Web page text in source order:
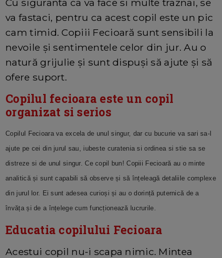
va fastaci, pentru ca acest copil este un pic
cam timid. Copiii Fecioară sunt sensibili la
nevoile și sentimentele celor din jur. Au o
natură grijulie și sunt dispuși să ajute și să
ofere suport.
Copilul fecioara este un copil
organizat si serios
Copilul Fecioara va excela de unul singur, dar cu bucurie va sari sa-I
ajute pe cei din jurul sau, iubeste curatenia si ordinea si stie sa se
distreze si de unul singur. Ce copil bun! Copiii Fecioară au o minte
analitică și sunt capabili să observe și să înțeleagă detaliile complexe
din jurul lor. Ei sunt adesea curioși și au o dorință puternică de a
învăța și de a înțelege cum funcționează lucrurile.
Educatia copilului Fecioara
Acestui copil nu-i scapa nimic. Mintea